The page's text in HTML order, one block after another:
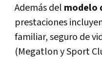
Además del modelo
prestaciones
familiar, seguro de
(Megatlon y Sport